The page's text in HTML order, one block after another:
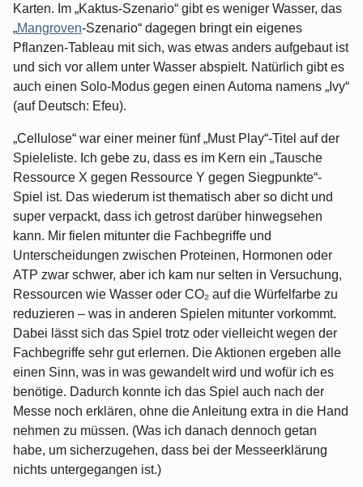
Karten. Im „Kaktus-Szenario“ gibt es weniger Wasser, das
„Mangroven-Szenario“ dagegen bringt ein eigenes
Pflanzen-Tableau mit sich, was etwas anders aufgebaut ist
und sich vor allem unter Wasser abspielt. Natürlich gibt es
auch einen Solo-Modus gegen einen Automa namens „Ivy“
(auf Deutsch: Efeu).
„Cellulose“ war einer meiner fünf „Must Play“-Titel auf der
Spieleliste. Ich gebe zu, dass es im Kern ein „Tausche
Ressource X gegen Ressource Y gegen Siegpunkte“-
Spiel ist. Das wiederum ist thematisch aber so dicht und
super verpackt, dass ich getrost darüber hinwegsehen
kann. Mir fielen mitunter die Fachbegriffe und
Unterscheidungen zwischen Proteinen, Hormonen oder
ATP zwar schwer, aber ich kam nur selten in Versuchung,
Ressourcen wie Wasser oder CO₂ auf die Würfelfarbe zu
reduzieren – was in anderen Spielen mitunter vorkommt.
Dabei lässt sich das Spiel trotz oder vielleicht wegen der
Fachbegriffe sehr gut erlernen. Die Aktionen ergeben alle
einen Sinn, was in was gewandelt wird und wofür ich es
benötige. Dadurch konnte ich das Spiel auch nach der
Messe noch erklären, ohne die Anleitung extra in die Hand
nehmen zu müssen. (Was ich danach dennoch getan
habe, um sicherzugehen, dass bei der Messeerklärung
nichts untergegangen ist.)